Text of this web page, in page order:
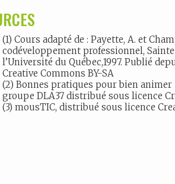
(1) Cours adapté de : Payette, A. et Champagne, C. Le groupe de
codéveloppement professionnel,
l’Université du Québec,1997. Publié
Creative Commons BY-SA
(2) Bonnes pratiques pour bien
groupe DLA37 distribué sous licence
(3) mousTIC, distribué sous licence